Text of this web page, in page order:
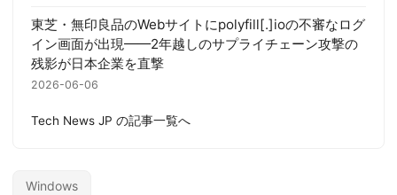
東芝・無印良品のWebサイトにpolyfill[.]ioの不審なログ
イン画面が出現——2年越しのサプライチェーン攻撃の
残影が日本企業を直撃
2026-06-06
Tech News JP の記事一覧へ
Windows